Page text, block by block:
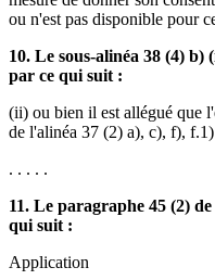
ou n'est pas disponible pour
10. Le sous-alinéa 38 (4) b)
par ce qui suit :
(ii) ou bien il est allégué que
de l'alinéa 37 (2) a), c), f),
. . . . .
11. Le paragraphe 45 (2)
qui suit :
Application